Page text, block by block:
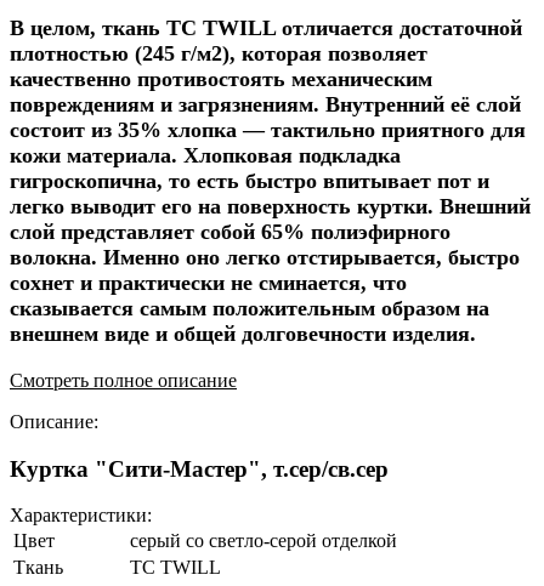
В целом, ткань TC TWILL отличается достаточной
плотностью (245 г/м2), которая позволяет
качественно противостоять механическим
повреждениям и загрязнениям. Внутренний её слой
состоит из 35% хлопка — тактильно приятного для
кожи материала. Хлопковая подкладка
гигроскопична, то есть быстро впитывает пот и
легко выводит его на поверхность куртки. Внешний
слой представляет собой 65% полиэфирного
волокна. Именно оно легко отстирывается, быстро
сохнет и практически не сминается, что
сказывается самым положительным образом на
внешнем виде и общей долговечности изделия.
Смотреть полное описание
Описание:
Куртка "Сити-Мастер", т.сер/св.сер
Характеристики:
Цвет
серый со светло-серой отделкой
Ткань
TC TWILL